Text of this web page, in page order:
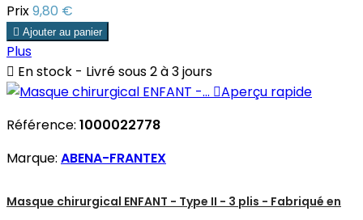
Prix9,80 €
 Ajouter au panier
Plus
 En stock - Livré sous 2 à 3 jours
Aperçu rapide
Référence: 1000022778
Marque: ABENA-FRANTEX
Masque chirurgical ENFANT - Type II - 3 plis - Fabriqué en